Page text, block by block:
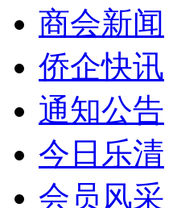
商会新闻
侨企快讯
通知公告
今日乐清
会员风采